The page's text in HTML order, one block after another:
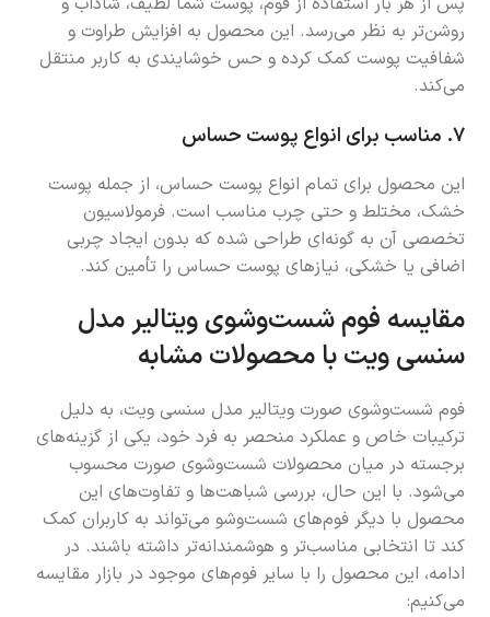
روشن‌تر به نظر می‌رسد. این محصول به افزایش طراوت و
شفافیت پوست کمک کرده و حس خوشایندی به کاربر منتقل
می‌کند.
۷. مناسب برای انواع پوست حساس
این محصول برای تمام انواع پوست حساس، از جمله پوست
خشک، مختلط و حتی چرب مناسب است. فرمولاسیون
تخصصی آن به گونه‌ای طراحی شده که بدون ایجاد چربی
اضافی یا خشکی، نیازهای پوست حساس را تأمین کند.
مقایسه فوم شست‌وشوی ویتالیر مدل
سنسی ویت با محصولات مشابه
فوم شست‌وشوی صورت ویتالیر مدل سنسی ویت، به دلیل
ترکیبات خاص و عملکرد منحصر به فرد خود، یکی از گزینه‌های
برجسته در میان محصولات شست‌وشوی صورت محسوب
می‌شود. با این حال، بررسی شباهت‌ها و تفاوت‌های این
محصول با دیگر فوم‌های شست‌وشو می‌تواند به کاربران کمک
کند تا انتخابی مناسب‌تر و هوشمندانه‌تر داشته باشند. در
ادامه، این محصول را با سایر فوم‌های موجود در بازار مقایسه
می‌کنیم: